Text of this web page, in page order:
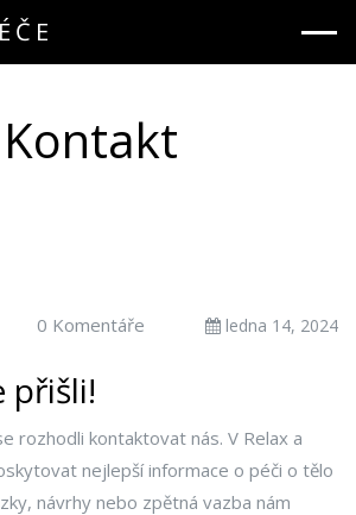
Kontakt
0 Komentáře ledna 14, 2024
přišli!
rozhodli kontaktovat nás. V Relax a
nejlepší informace o péči o tělo
návrhy nebo zpětná vazba nám